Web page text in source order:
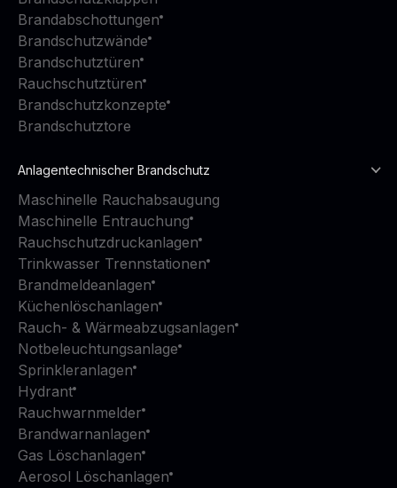
Brandabschottungen
Brandschutzwände
Brandschutztüren
Rauchschutztüren
Brandschutzkonzepte
Brandschutztore
Anlagentechnischer Brandschutz
Maschinelle Rauchabsaugung
Maschinelle Entrauchung
Rauchschutzdruckanlagen
Trinkwasser Trennstationen
Brandmeldeanlagen
Küchenlöschanlagen
Rauch- & Wärmeabzugsanlagen
Notbeleuchtungsanlage
Sprinkleranlagen
Hydrant
Rauchwarnmelder
Brandwarnanlagen
Gas Löschanlagen
Aerosol Löschanlagen